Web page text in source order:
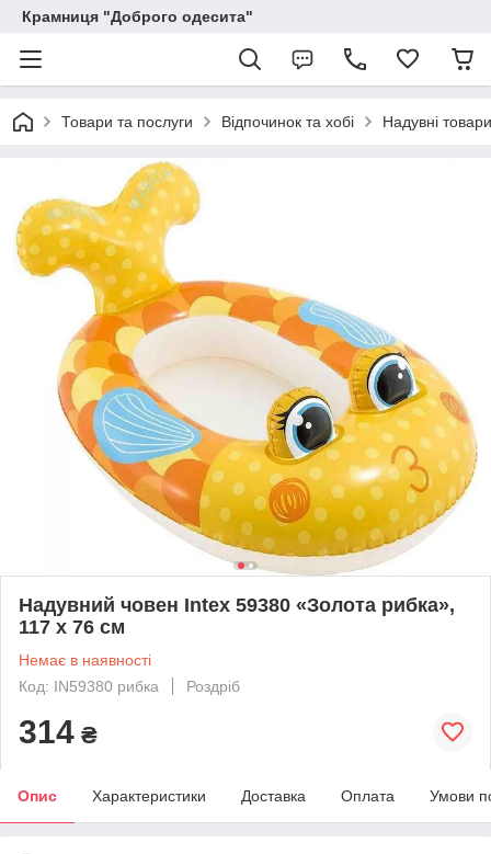
Крамниця "Доброго одесита"
Товари та послуги Відпочинок та хобі Надувні
Надувний човен Intex 59380 «Золота рибка»,
117 х 76 см
Немає в наявності
Код: IN59380 рибка
Роздріб
314 ₴
Опис Характеристики Доставка Оплата Умови